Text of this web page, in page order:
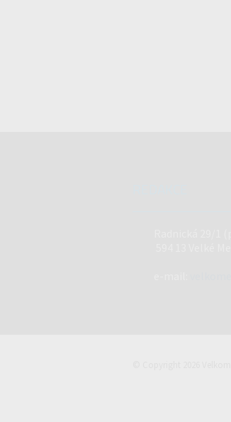
Radnická 29/1
594 13 Velké
© Copyright 2026